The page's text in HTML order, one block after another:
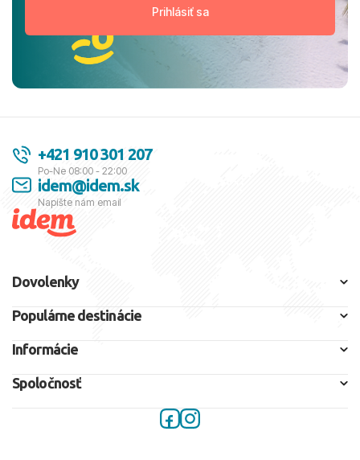
+421 910 301 207
Po-Ne 08:00 - 22:00
idem@idem.sk
Napíšte nám email
Dovolenky
Populárne destinácie
Informácie
Spoločnosť